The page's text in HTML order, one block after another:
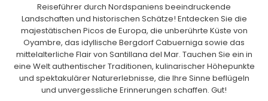
Reiseführer durch Nordspaniens beeindruckende
Landschaften und historischen Schätze! Entdecken Sie die
majestätischen Picos de Europa, die unberührte Küste von
Oyambre, das idyllische Bergdorf Cabuerniga sowie das
mittelalterliche Flair von Santillana del Mar. Tauchen Sie ein in
eine Welt authentischer Traditionen, kulinarischer Höhepunkte
und spektakulärer Naturerlebnisse, die Ihre Sinne beflügeln
und unvergessliche Erinnerungen schaffen. Gut!